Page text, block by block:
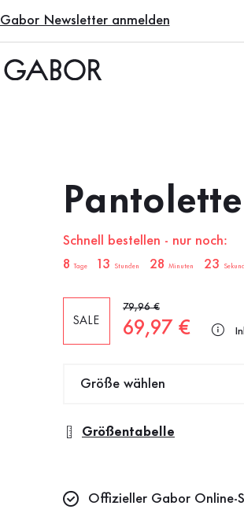
Gabor Newsletter anmelden
Schnell bestellen - nur noch:
sale.countdown.description
8 Tage 13 Stunden 28 Minuten 22
SALE
Alter Preis
79,96 €
Neuer Preis
69,97 €
Größe wählen
Größentabelle
Offizieller Gabor Online-